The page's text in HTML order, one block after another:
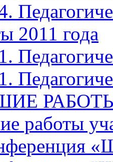
2011 года
работы